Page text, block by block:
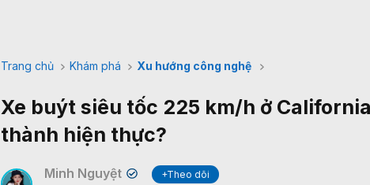
Trang chủ Khám phá Xu hướng công nghệ
Xe buýt siêu tốc 225 km/h ở
thành hiện thực?
Minh Nguyệt ✔
+Theo dõi